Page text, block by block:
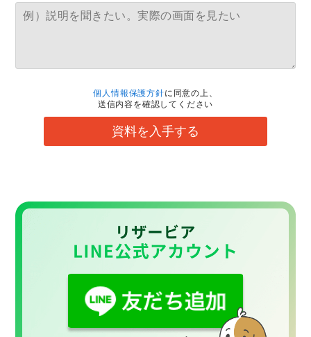
個人情報保護方針に同意の上、
送信内容を確認してください
資料を入手する